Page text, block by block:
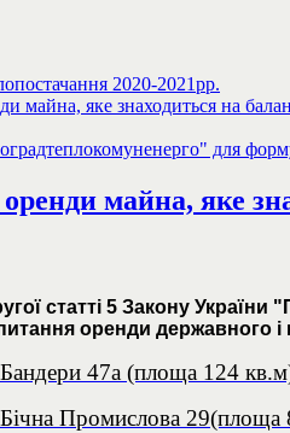
2020-2021рр.
майна, яке знаходиться на
для
оренди майна, яке
статті 5 Закону
оренди державного
47а (площа 124
Промислова 29(площа